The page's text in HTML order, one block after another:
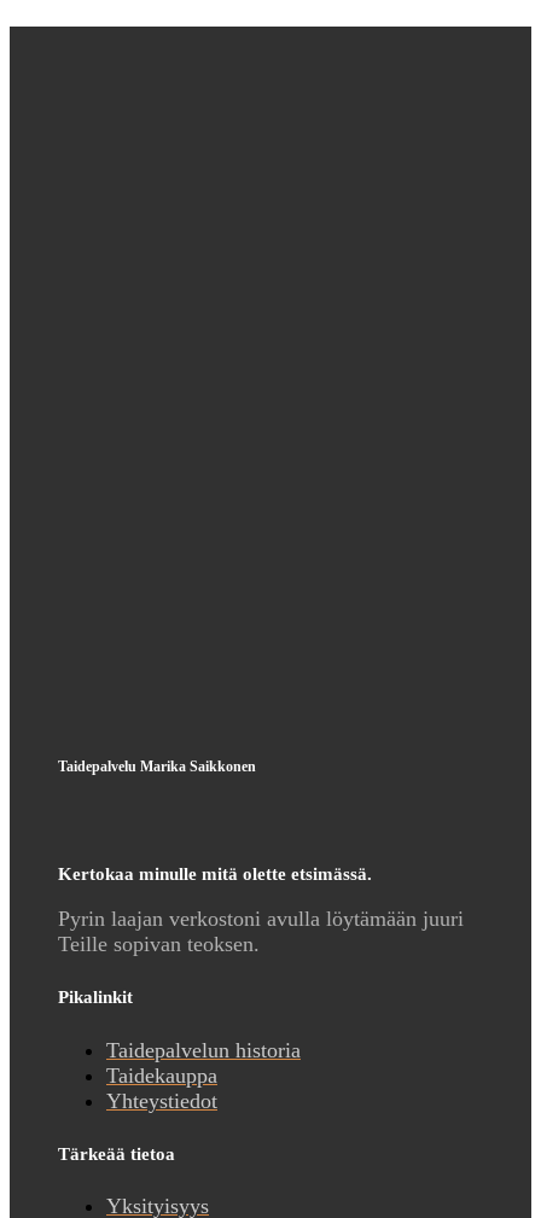
Taidepalvelu Marika Saikkonen
Kertokaa minulle mitä olette etsimässä.
Pyrin laajan verkostoni avulla löytämään juuri
Teille sopivan teoksen.
Pikalinkit
Taidepalvelun historia
Taidekauppa
Yhteystiedot
Tärkeää tietoa
Yksityisyys